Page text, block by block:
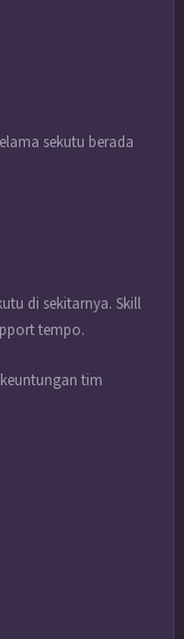
sekutu berada
di sekitarnya. Skill
tempo.
tim